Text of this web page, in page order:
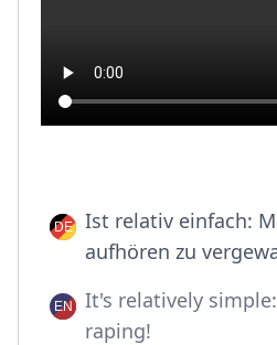
Ist relativ einfach:
aufhören zu
It's relatively
raping!